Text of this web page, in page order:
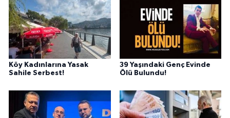
Köy Kadınlarına Yasak
Sahile Serbest!
39 Yaşındaki Genç Evinde
Ölü Bulundu!